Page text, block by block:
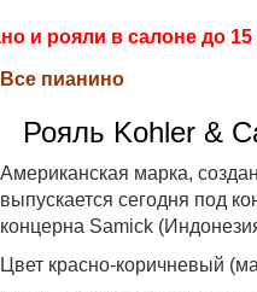
и рояли в салоне до 15
Все пианино
Рояль Kohler &
Американская марка,
выпускается сегодня под
концерна Samick
Цвет красно-коричневый